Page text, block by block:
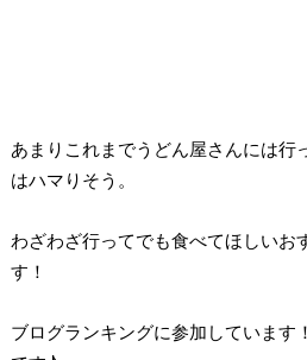
あまりこれまでうどん屋さんには行
はハマりそう。
わざわざ行ってでも食べてほしいお
す！
ブログランキングに参加しています